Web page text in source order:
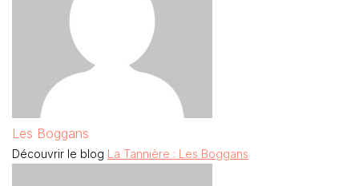
Les Boggans
Découvrir le blog La Tannière : Les Boggans